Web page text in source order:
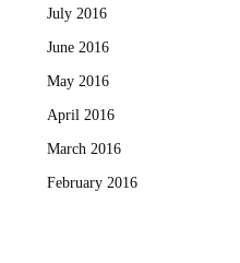
July 2016
June 2016
May 2016
April 2016
March 2016
February 2016